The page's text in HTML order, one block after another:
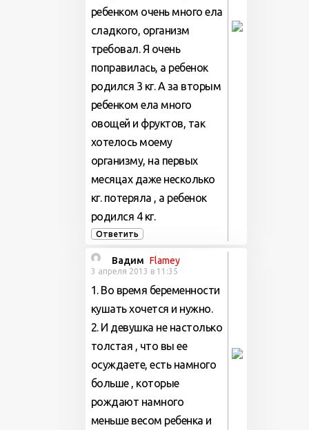
ребенком очень много ела
сладкого, организм
требовал. Я очень
поправилась, а ребенок
родился 3 кг. А за вторым
ребенком ела много
овощей и фруктов, так
хотелось моему
организму, на первых
месяцах даже несколько
кг. потеряла , а ребенок
родился 4 кг.
Ответить
Вадим Flamey
3 апреля 2013 в 11:35
1. Во время беременности
кушать хочется и нужно.
2. И девушка не настолько
толстая , что вы ее
осуждаете, есть намного
больше , которые
рождают намного
меньше весом ребенка и